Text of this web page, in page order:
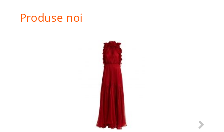
Produse noi